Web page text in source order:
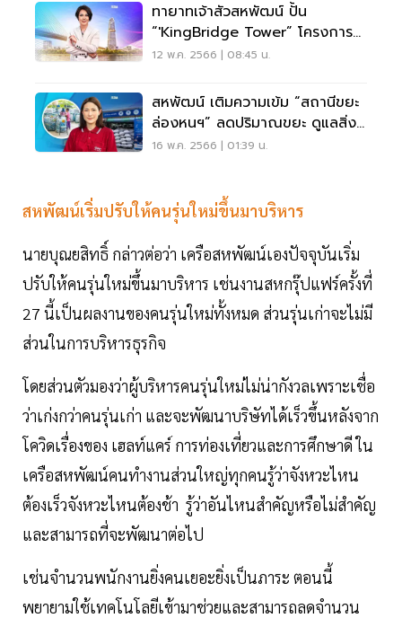
ทายาทเจ้าสัวสหพัฒน์ ปั้น
“'KingBridge Tower” โครงการ
ต้นแบบรักษ์โลก
12 พ.ค. 2566 | 08:45 น.
สหพัฒน์ เติมความเข้ม “สถานีขยะ
ล่องหนฯ” ลดปริมาณขยะ ดูแลสิ่ง
แวดล้อม
16 พ.ค. 2566 | 01:39 น.
สหพัฒน์เริ่มปรับให้คนรุ่นใหม่ขึ้นมาบริหาร
นายบุณยสิทธิ์ กล่าวต่อว่า เครือสหพัฒน์เองปัจจุบันเริ่ม
ปรับให้คนรุ่นใหม่ขึ้นมาบริหาร เช่นงานสหกรุ๊ปแฟร์ครั้งที่
27 นี้เป็นผลงานของคนรุ่นใหม่ทั้งหมด ส่วนรุ่นเก่าจะไม่มี
ส่วนในการบริหารธุรกิจ
โดยส่วนตัวมองว่าผู้บริหารคนรุ่นใหม่ไม่น่ากังวลเพราะเชื่อ
ว่าเก่งกว่าคนรุ่นเก่า และจะพัฒนาบริษัทได้เร็วขึ้นหลังจาก
โควิดเรื่องของ เฮลท์แคร์ การท่องเที่ยวและการศึกษาดี ใน
เครือสหพัฒน์คนทำงานส่วนใหญ่ทุกคนรู้ว่าจังหวะไหน
ต้องเร็วจังหวะไหนต้องช้า รู้ว่าอันไหนสำคัญหรือไม่สำคัญ
และสามารถที่จะพัฒนาต่อไป
เช่นจำนวนพนักงานยิ่งคนเยอะยิ่งเป็นภาระ ตอนนี้
พยายามใช้เทคโนโลยีเข้ามาช่วยและสามารถลดจำนวน